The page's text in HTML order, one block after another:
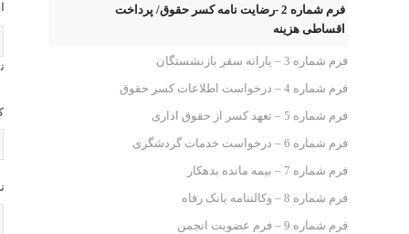
فرم شماره 2 -رضایت نامه کسر حقوق/ پرداخت
اقساطی هزینه
فرم شماره 3 – یارانه سفر بازنشستگان
فرم شماره 4 – درخواست اطلاعات کسر حقوق
فرم شماره 5 – تعهد کسر از حقوق اداری
فرم شماره 6 – درخواست خدمات گردشگری
فرم شماره 7 – بیمه مانده بدهکار
فرم شماره 8 – وکالتنامه بانک رفاه
فرم شماره 9 – فرم عضویت انجمن